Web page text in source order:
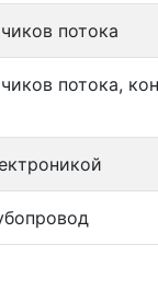
потока
потока,